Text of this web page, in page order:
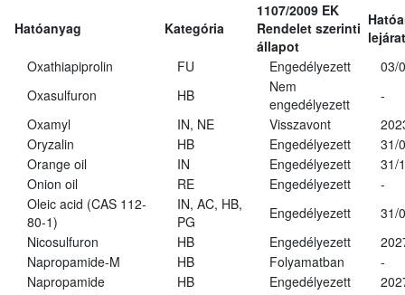
Hatóanyag Kategória
1107/2009 EK
Rendelet szerinti
állapot
Oxathiapiprolin
FU Engedélyezett
03/
Oxasulfuron
HB
Nem
engedélyezett
-
Oxamyl
IN, NE Visszavont
Oryzalin
HB Engedélyezett
31/
Orange oil
IN Engedélyezett
31/
Onion oil
RE Engedélyezett
-
Oleic acid (CAS 112-
80-1)
IN, AC, HB,
PG
Engedélyezett
31/
Nicosulfuron
HB Engedélyezett
Napropamide-M
HB Folyamatban
-
Napropamide
HB Engedélyezett